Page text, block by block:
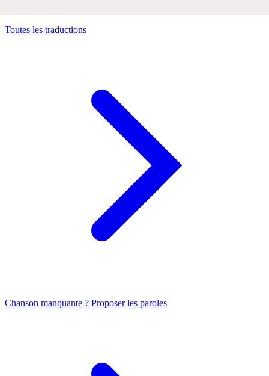
Toutes les traductions
Chanson manquante ? Proposer les paroles